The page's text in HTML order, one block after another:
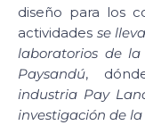
diseño para los
actividades se
laboratorios de la
Paysandú,
industria Pay
investigación de